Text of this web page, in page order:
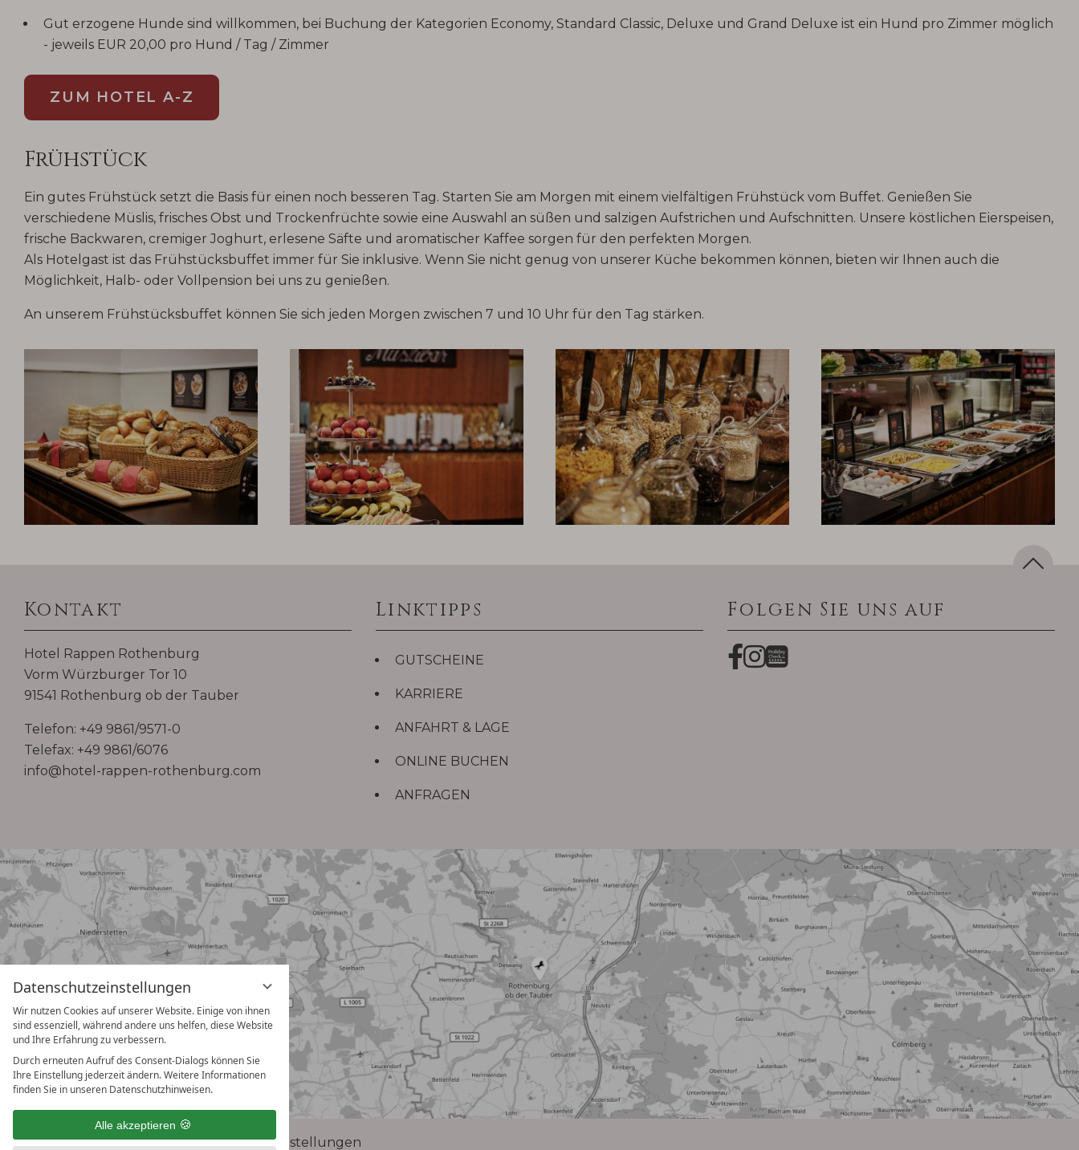
Datenschutzeinstellungen
Wir nutzen Cookies auf unserer Website. Einige von ihnen
sind essenziell, während andere uns helfen, diese Website
und Ihre Erfahrung zu verbessern.
Durch erneuten Aufruf des Consent-Dialogs können Sie
Ihre Einstellung jederzeit ändern. Weitere Informationen
finden Sie in unseren Datenschutzhinweisen.
Alle akzeptieren
Gut erzogene Hunde sind willkommen, bei Buchung der Kategorien Economy, Standard Classic, Deluxe und Grand Deluxe ist ein Hund pro Zimmer möglich
- jeweils EUR 20,00 pro Hund / Tag / Zimmer
ZUM HOTEL A-Z
Frühstück
Ein gutes Frühstück setzt die Basis für einen noch besseren Tag. Starten Sie am Morgen mit einem vielfältigen Frühstück vom Buffet. Genießen Sie
verschiedene Müslis, frisches Obst und Trockenfrüchte sowie eine Auswahl an süßen und salzigen Aufstrichen und Aufschnitten. Unsere köstlichen Eierspeisen,
frische Backwaren, cremiger Joghurt, erlesene Säfte und aromatischer Kaffee sorgen für den perfekten Morgen.
Als Hotelgast ist das Frühstücksbuffet immer für Sie inklusive. Wenn Sie nicht genug von unserer Küche bekommen können, bieten wir Ihnen auch die
Möglichkeit, Halb- oder Vollpension bei uns zu genießen.
An unserem Frühstücksbuffet können Sie sich jeden Morgen zwischen 7 und 10 Uhr für den Tag stärken.
Kontakt
Hotel Rappen Rothenburg
Vorm Würzburger Tor 10
91541 Rothenburg ob der Tauber
Telefon: +49 9861/9571-0
Telefax: +49 9861/6076
info@hotel-rappen-rothenburg.com
Linktipps
GUTSCHEINE
KARRIERE
ANFAHRT & LAGE
ONLINE BUCHEN
ANFRAGEN
Folgen Sie uns auf
DatenschutzImpressumDatenschutzeinstellungen